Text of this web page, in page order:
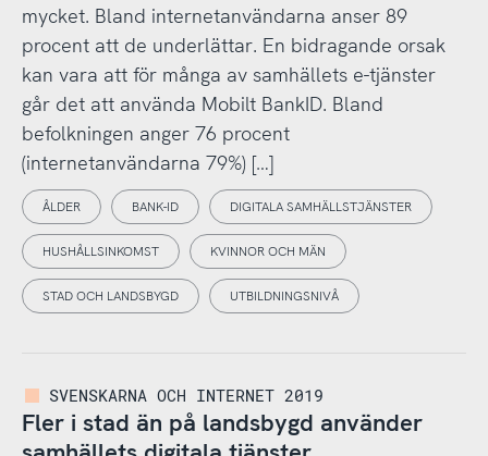
mycket. Bland internetanvändarna anser 89
procent att de underlättar. En bidragande orsak
kan vara att för många av samhällets e-tjänster
går det att använda Mobilt BankID. Bland
befolkningen anger 76 procent
(internetanvändarna 79%) […]
ÅLDER BANK-ID DIGITALA SAMHÄLLSTJÄNSTER
HUSHÅLLSINKOMST KVINNOR OCH MÄN
STAD OCH LANDSBYGD UTBILDNINGSNIVÅ
SVENSKARNA OCH INTERNET 2019
Fler i stad än på landsbygd använder